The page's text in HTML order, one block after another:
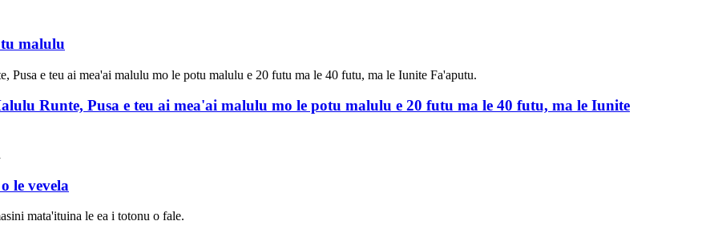
malulu
Runte, Pusa e teu ai mea'ai malulu mo le potu malulu e 20 futu ma le 40 futu, ma le Iunite
le vevela
mata'ituina le ea i totonu o fale.